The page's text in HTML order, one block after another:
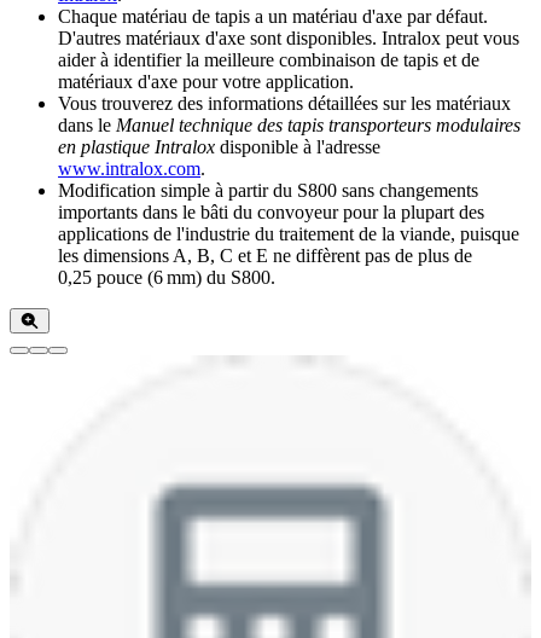
Chaque matériau de tapis a un matériau d'axe par défaut.
D'autres matériaux d'axe sont disponibles. Intralox peut vous
aider à identifier la meilleure combinaison de tapis et de
matériaux d'axe pour votre application.
Vous trouverez des informations détaillées sur les matériaux
dans le Manuel technique des tapis transporteurs modulaires
en plastique Intralox disponible à l'adresse
www.intralox.com.
Modification simple à partir du S800 sans changements
importants dans le bâti du convoyeur pour la plupart des
applications de l'industrie du traitement de la viande, puisque
les dimensions A, B, C et E ne diffèrent pas de plus de
0,25 pouce (6 mm) du S800.